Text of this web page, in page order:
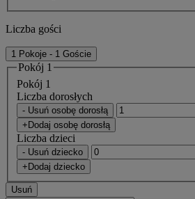
Liczba gości
1 Pokoje - 1 Goście
Pokój 1
Pokój 1
Liczba dorosłych
- Usuń osobę dorosłą
+Dodaj osobę dorosłą
Liczba dzieci
- Usuń dziecko
+Dodaj dziecko
Usuń